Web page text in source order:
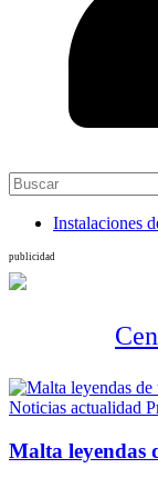
Instalaciones
publicidad
Noticias actualidad
Malta leyendas